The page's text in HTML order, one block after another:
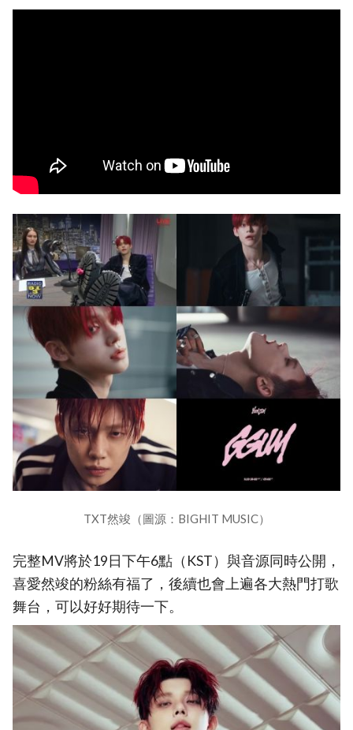
TXT然竣（圖源：BIGHIT MUSIC）
完整MV將於19日下午6點（KST）與音源同時公開，
喜愛然竣的粉絲有福了，後續也會上遍各大熱門打歌
舞台，可以好好期待一下。